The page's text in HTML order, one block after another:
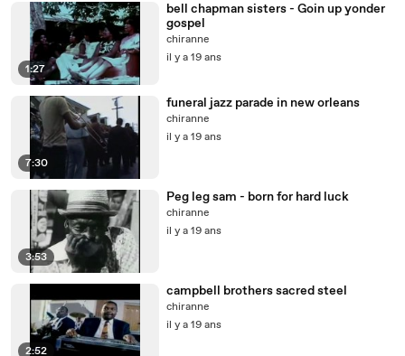
1:27
bell chapman sisters - Goin up yonder
gospel
chiranne
il y a 19 ans
7:30
funeral jazz parade in new orleans
chiranne
il y a 19 ans
3:53
Peg leg sam - born for hard luck
chiranne
il y a 19 ans
2:52
campbell brothers sacred steel
chiranne
il y a 19 ans